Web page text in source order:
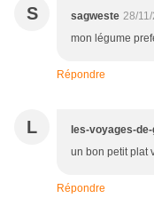
S sagweste 28/
mon légume
Répondre
L les-voyages-
un bon petit plat
Répondre